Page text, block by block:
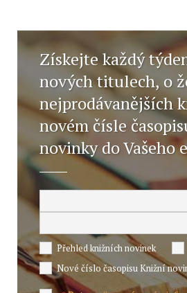
Získejte každý
nových titulech, o
nejprodávanějších
novém čísle
novinky do Vašeho
Přehled knižních novinek
Nové číslo časopisu Knižní